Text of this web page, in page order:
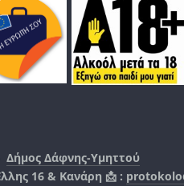
Δήμος Δάφνης-Υμηττού
16 & Κανάρη 📩 :